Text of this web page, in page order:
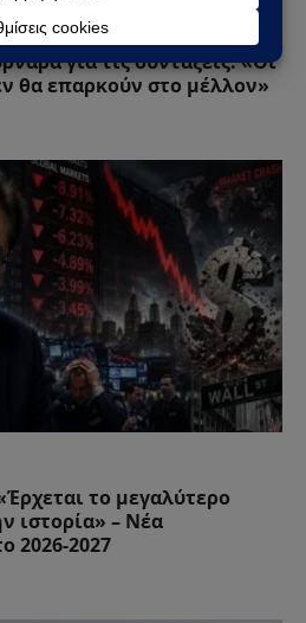
για τις συντάξεις: «Οι
θα επαρκούν στο μέλλον»
το μεγαλύτερο
ιστορία» – Νέα
2026-2027